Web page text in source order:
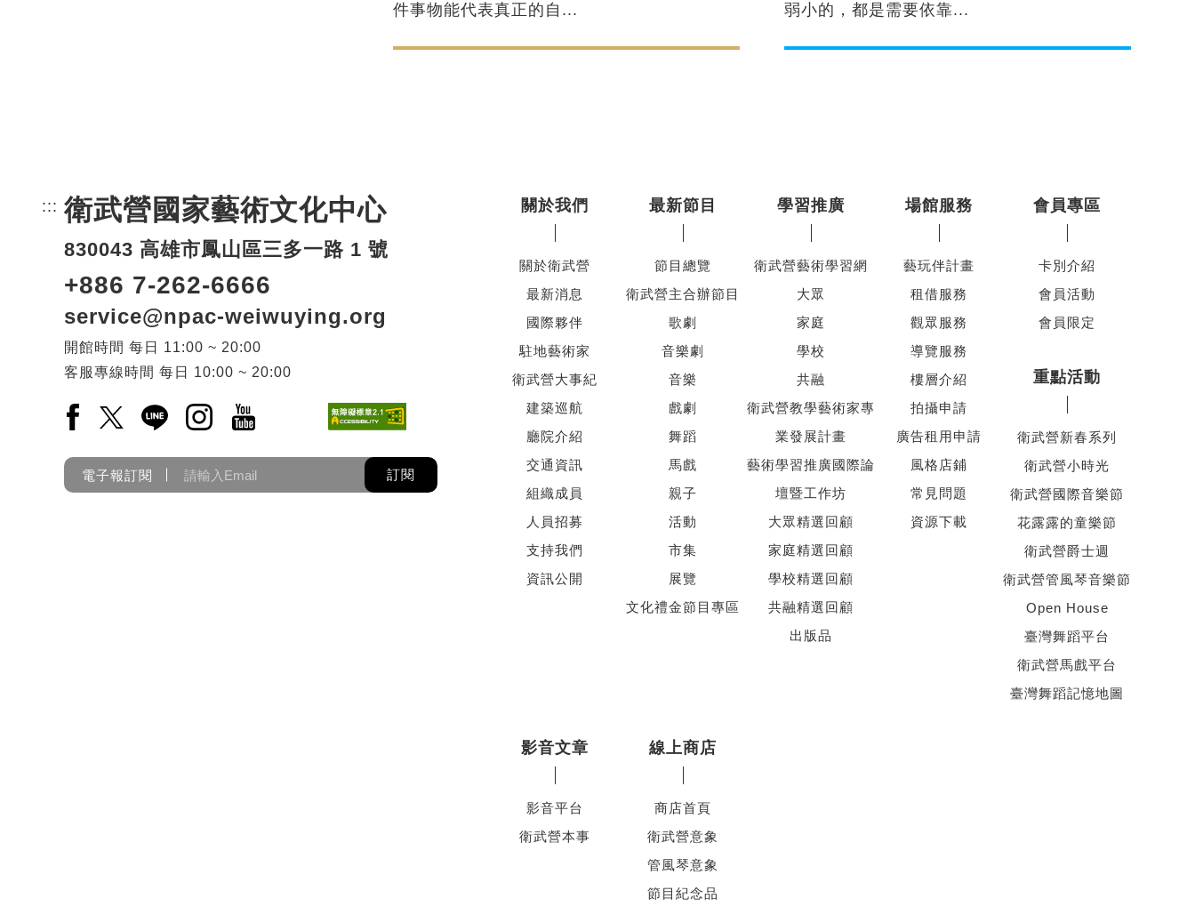
件事物能代表真正的自...
弱小的，都是需要依靠...
::: 頁尾網站資訊。
衛武營國家藝術文化中心
830043 高雄市鳳山區三多一路 1 號
+886 7-262-6666
service@npac-weiwuying.org
開館時間 每日
11:00 ~ 20:00
客服專線時間 每日 10:00 ~ 20:00
Facebook(另開新視窗)
X(另開新視窗)
LINE(另開新視窗)
Instagram(另開新視窗)
YouTube(另開新視窗)
電子報訂閱 訂閱
關於我們
關於衛武營
最新消息
國際夥伴
駐地藝術家
衛武營大事紀
建築巡航
廳院介紹
交通資訊
組織成員
人員招募
支持我們
資訊公開
最新節目
節目總覽
衛武營主合辦節目
歌劇
音樂劇
音樂
戲劇
舞蹈
馬戲
親子
活動
市集
展覽
文化禮金節目專區
學習推廣
衛武營藝術學習網
大眾
家庭
學校
共融
衛武營教學藝術家專
業發展計畫
藝術學習推廣國際論
壇暨工作坊
大眾精選回顧
家庭精選回顧
學校精選回顧
共融精選回顧
出版品
場館服務
藝玩伴計畫
租借服務
觀眾服務
導覽服務
樓層介紹
拍攝申請
廣告租用申請
風格店鋪
常見問題
資源下載
會員專區
卡別介紹
會員活動
會員限定
重點活動
衛武營新春系列
衛武營小時光
衛武營國際音樂節
花露露的童樂節
衛武營爵士週
衛武營管風琴音樂節
Open House
臺灣舞蹈平台
衛武營馬戲平台
臺灣舞蹈記憶地圖
影音文章
影音平台
衛武營本事
線上商店
商店首頁
衛武營意象
管風琴意象
節目紀念品